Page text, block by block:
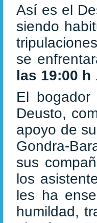
Así es el
siendo
se
las 19:00 h
El
Deusto,
apoyo de
Gondra-
sus
los
les ha
humildad,